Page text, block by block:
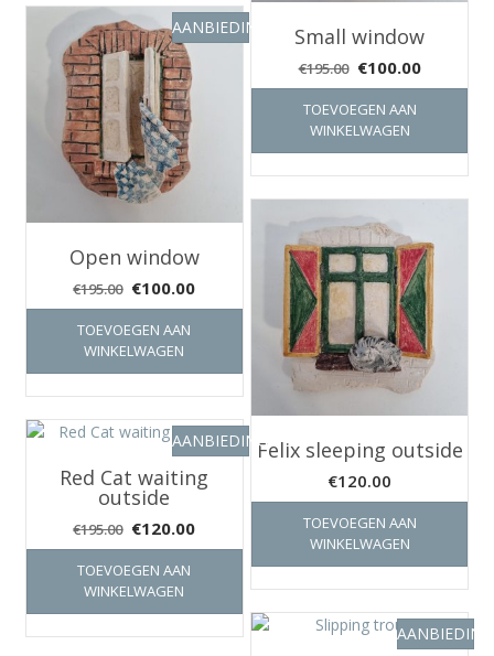
Small window
€195.00 Oorspronkelijke
prijs
was:
€195.00.
€100.00Huidige
prijs
TOEVOEGEN AAN
WINKELWAGEN
AANBIEDING!
Open window
€195.00 Oorspronkelijke
prijs
was:
€195.00.
€100.00Huidige
prijs
TOEVOEGEN AAN
WINKELWAGEN
Felix sleeping outside
€120.00
TOEVOEGEN AAN
WINKELWAGEN
AANBIEDING!
Red Cat waiting
outside
€195.00 Oorspronkelijke
prijs
was:
€195.00.
€120.00Huidige
prijs
TOEVOEGEN AAN
WINKELWAGEN